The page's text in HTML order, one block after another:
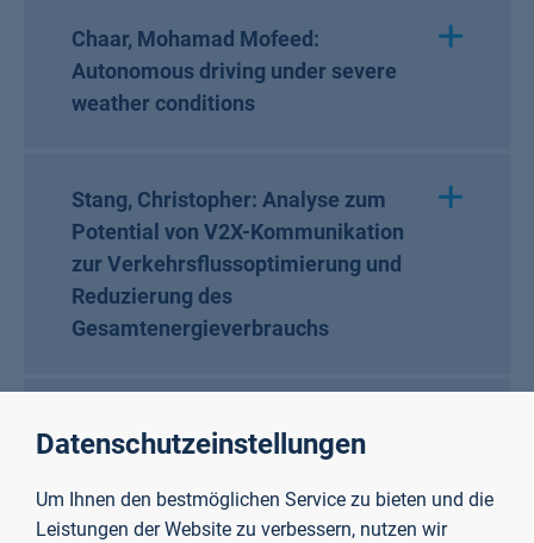
Chaar, Mohamad Mofeed:
Autonomous driving under severe
weather conditions
Stang, Christopher: Analyse zum
Potential von V2X-Kommunikation
zur Verkehrsflussoptimierung und
Reduzierung des
Gesamtenergieverbrauchs
gestützter Software
Datenschutzeinstellungen
Um Ihnen den bestmöglichen Service zu bieten und die
Leistungen der Website zu verbessern, nutzen wir